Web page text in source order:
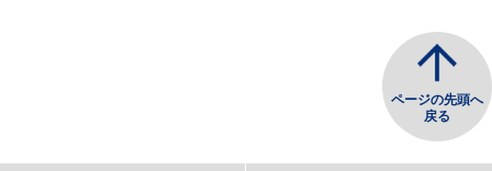
ページの先頭へ
戻る